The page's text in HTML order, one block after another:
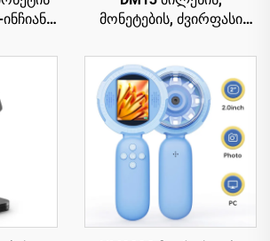
მონეტების, ძვირფასი
მიკროსკოპი
ელექტრონიკული
რემონტისთვის, 10 LED-
ით